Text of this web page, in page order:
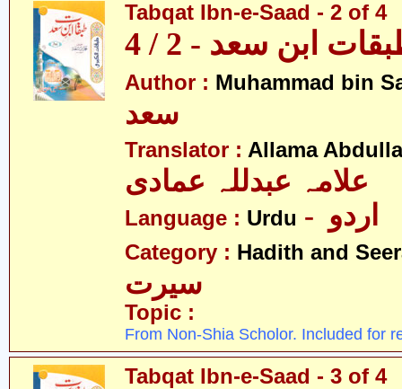
Tabqat Ibn-e-Saad - 2 of 4
ابن سعد - 2 / 4
Author : Muhammad bin
سعد
Translator : Allama
علامہ عبدللہ عمادی
Language : Urdu
Category : Hadith and
سیرت
Topic :
From Non-Shia Scholor. Included for
Tabqat Ibn-e-Saad - 3 of 4